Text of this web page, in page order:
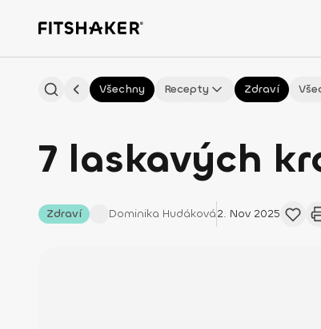
Všechny Recepty Zdraví
7 laskavých
Zdraví Dominika Hudáková2. Nov 2025